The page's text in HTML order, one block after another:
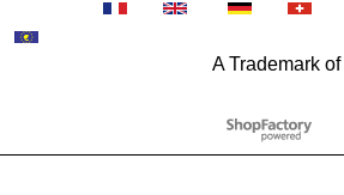
A Trademark of
Negozio Internet creati
con il eCommerce